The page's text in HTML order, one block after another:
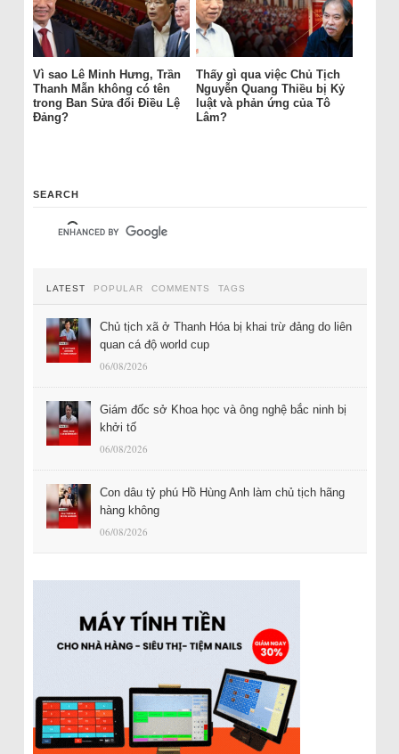
Vì sao Lê Minh Hưng, Trần
Thanh Mẫn không có tên
trong Ban Sửa đổi Điều Lệ
Đảng?
Thấy gì qua việc Chủ Tịch
Nguyễn Quang Thiều bị Kỷ
luật và phản ứng của Tô
Lâm?
SEARCH
LATEST POPULAR COMMENTS TAGS
Chủ tịch xã ở Thanh Hóa bị khai trừ đảng do liên
quan cá độ world cup
06/08/2026
Giám đốc sở Khoa học và ông nghệ bắc ninh bị
khởi tố
06/08/2026
Con dâu tỷ phú Hồ Hùng Anh làm chủ tịch hãng
hàng không
06/08/2026